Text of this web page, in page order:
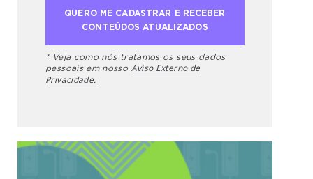
* Veja como nós tratamos os seus dados
pessoais em nosso Aviso Externo de
Privacidade.